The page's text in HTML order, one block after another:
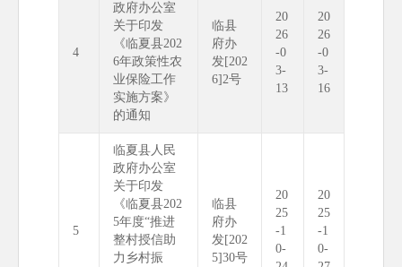
4
政府办公室
关于印发
《临夏县202
6年政策性农
业保险工作
实施方案》
的通知
临县
府办
发[202
6]2号
20
26
-0
3-
13
20
26
-0
3-
16
5
临夏县人民
政府办公室
关于印发
《临夏县202
5年度“推进
整村授信助
力乡村振
临县
府办
发[202
5]30号
20
25
-1
0-
20
25
-1
0-